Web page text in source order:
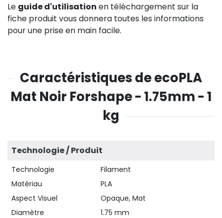
Le guide d'utilisation en téléchargement sur la
fiche produit vous donnera toutes les informations
pour une prise en main facile.
Caractéristiques de ecoPLA
Mat Noir Forshape - 1.75mm - 1
kg
Technologie / Produit
Technologie
Filament
Matériau
PLA
Aspect Visuel
Opaque, Mat
Diamètre
1.75 mm